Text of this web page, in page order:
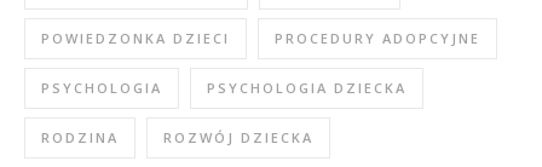
POWIEDZONKA DZIECI PROCEDURY ADOPCYJNE
PSYCHOLOGIA PSYCHOLOGIA DZIECKA
RODZINA ROZWÓJ DZIECKA